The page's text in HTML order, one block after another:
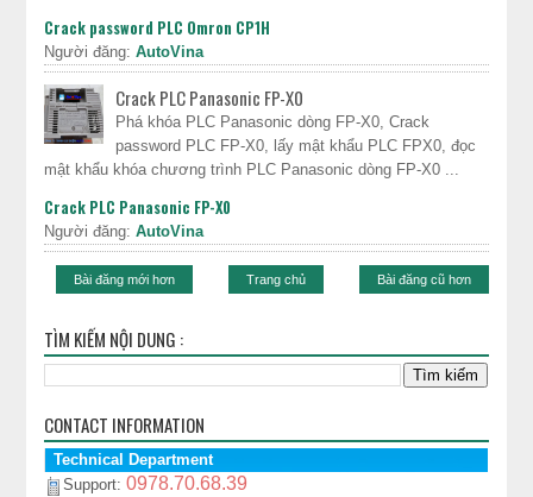
Crack password PLC Omron CP1H
Người đăng:AutoVina
Crack PLC Panasonic FP-X0
Phá khóa PLC Panasonic dòng FP-X0, Crack
password PLC FP-X0, lấy mật khẩu PLC FPX0, đọc
mật khẩu khóa chương trình PLC Panasonic dòng FP-X0 ...
Crack PLC Panasonic FP-X0
Người đăng:AutoVina
Bài đăng mới hơn Bài đăng cũ hơn
Trang chủ
TÌM KIẾM NỘI DUNG :
CONTACT INFORMATION
Technical Department
Support:0978.70.68.39